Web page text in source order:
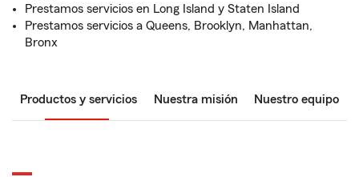
Prestamos servicios en Long Island y Staten Island
Prestamos servicios a Queens, Brooklyn, Manhattan,
Bronx
Productos y servicios Nuestra misión Nuestro equipo